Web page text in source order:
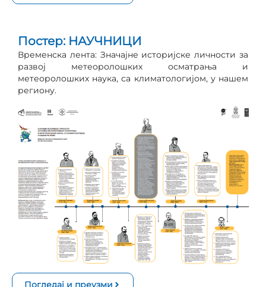
Постер: НАУЧНИЦИ
Временска лента: Значајне историјске личности за
развој метеоролошких осматрања и
метеоролошких наука, са климатологијом, у нашем
региону.
Погледај и преузми